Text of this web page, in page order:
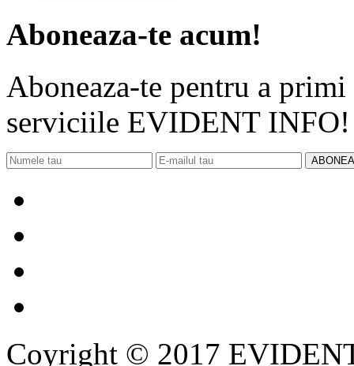
Aboneaza-te acum!
Aboneaza-te pentru a
serviciile EVIDENT INFO!
Coyright © 2017